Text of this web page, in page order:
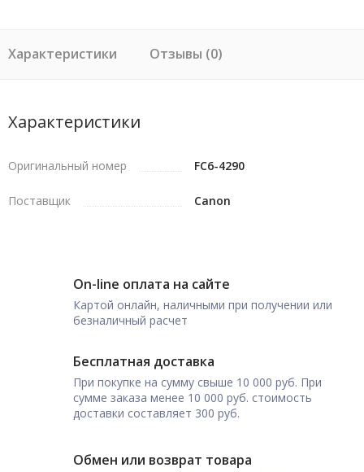
Характеристики Отзывы (0)
Характеристики
Оригинальный номер FC6-4290
Поставщик Canon
On-line оплата на сайте
Картой онлайн, наличными при получении или
безналичный расчет
Бесплатная доставка
При покупке на сумму свыше 10 000 руб. При
сумме заказа менее 10 000 руб. стоимость
доставки составляет 300 руб.
Обмен или возврат товара